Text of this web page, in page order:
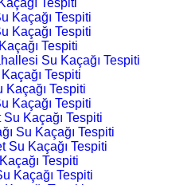
Tespiti
Kaçağı Tespiti
Kaçağı Tespiti
Tespiti
Su Kaçağı Tespiti
Tespiti
Kaçağı Tespiti
Kaçağı Tespiti
Kaçağı Tespiti
Su Kaçağı Tespiti
Su Kaçağı Tespiti
Tespiti
Kaçağı Tespiti